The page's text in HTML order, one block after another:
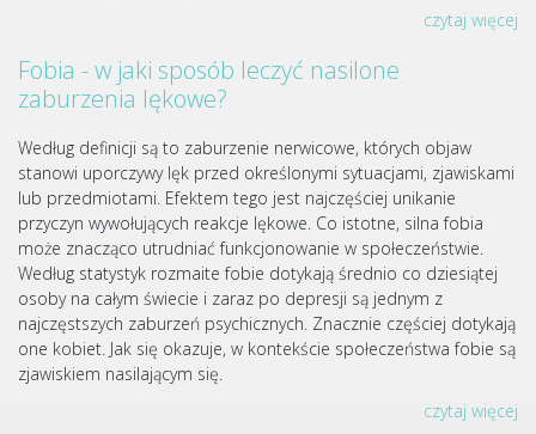
czytaj więcej
Fobia - w jaki sposób leczyć nasilone
zaburzenia lękowe?
Według definicji są to zaburzenie nerwicowe, których objaw
stanowi uporczywy lęk przed określonymi sytuacjami, zjawiskami
lub przedmiotami. Efektem tego jest najczęściej unikanie
przyczyn wywołujących reakcje lękowe. Co istotne, silna fobia
może znacząco utrudniać funkcjonowanie w społeczeństwie.
Według statystyk rozmaite fobie dotykają średnio co dziesiątej
osoby na całym świecie i zaraz po depresji są jednym z
najczęstszych zaburzeń psychicznych. Znacznie częściej dotykają
one kobiet. Jak się okazuje, w kontekście społeczeństwa fobie są
zjawiskiem nasilającym się.
czytaj więcej